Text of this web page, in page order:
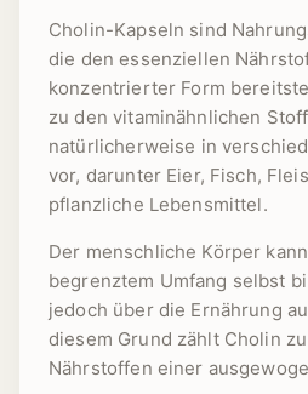
Cholin-Kapseln sind
die den essenziellen
konzentrierter Form
zu den vitaminähnlichen
natürlicherweise in
vor, darunter Eier, Fisch,
pflanzliche Lebensmittel.
Der menschliche Körper
begrenztem Umfang selbst
jedoch über die Ernährung
diesem Grund zählt Cholin
Nährstoffen einer